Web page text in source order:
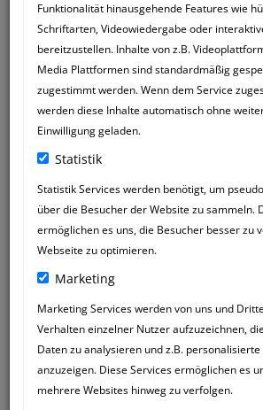
Funktionalität hinausgehende Features wie
Schriftarten, Videowiedergabe oder
bereitzustellen. Inhalte von z.B.
Media Plattformen sind standardmäßig
zugestimmt werden. Wenn dem Service
werden diese Inhalte automatisch ohne
Einwilligung geladen.
Statistik
Statistik Services werden benötigt, um
über die Besucher der Website zu sammeln.
ermöglichen es uns, die Besucher besser zu
Webseite zu optimieren.
Marketing
Marketing Services werden von uns und
Verhalten einzelner Nutzer aufzuzeichnen,
Daten zu analysieren und z.B.
anzuzeigen. Diese Services ermöglichen es
mehrere Websites hinweg zu verfolgen.
CLAUS
Danke liebe Katja, das
Harnleiterentzündung
:-) bereits die erste
dass wir am Samstag
ausschlafen konnten...
Phini geht es wieder sehr